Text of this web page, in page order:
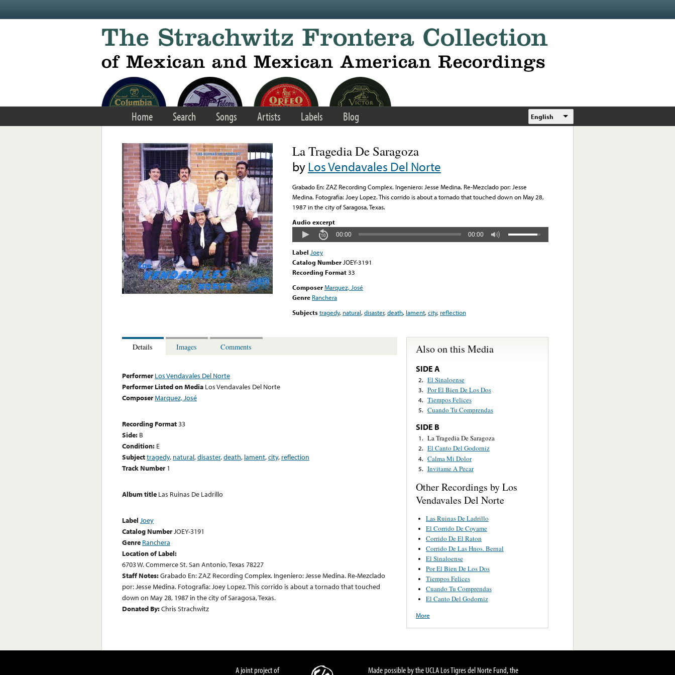
Home Search Songs Artists Labels Blog English
La Tragedia De Saragoza
byLos Vendavales Del Norte
Grabado En: ZAZ Recording Complex. Ingeniero: Jesse Medina. Re-Mezclado por: Jesse
Medina. Fotografia: Joey Lopez. This corrido is about a tornado that touched down on May 28,
1987 in the city of Saragosa, Texas.
Audio excerpt
00:00 00:00
Label Joey
Catalog Number JOEY-3191
Recording Format33
ComposerMarquez, José
Genre Ranchera
Subjectstragedy, natural,disaster,death, lament,city, reflection
Details Images Comments
Performer Los Vendavales Del Norte
Performer Listed on Media Los Vendavales Del Norte
ComposerMarquez, José
Recording Format33
Side: B
Condition: E
Subjecttragedy, natural,disaster,death, lament,city, reflection
Track Number 1
Album title Las Ruinas De Ladrillo
Label Joey
Catalog NumberJOEY-3191
Genre Ranchera
Location of Label:
6703 W. Commerce St. San Antonio, Texas 78227
Staff Notes:Grabado En: ZAZ Recording Complex. Ingeniero: Jesse Medina. Re-Mezclado
por: Jesse Medina. Fotografia: Joey Lopez. This corrido is about a tornado that touched
down on May 28, 1987 in the city of Saragosa, Texas.
Donated By:Chris Strachwitz
Also on this Media
SIDE A
2. El Sinaloense
3. Por El Bien De Los Dos
4. Tiempos Felices
5. Cuando Tu Comprendas
SIDE B
1. La Tragedia De Saragoza
2. El Canto Del Godorniz
4. Calma Mi Dolor
5. Invitame A Pecar
Other Recordings by Los
Vendavales Del Norte
Las Ruinas De Ladrillo
El Corrido De Coyame
Corrido De El Raton
Corrido De Las Hnos. Bernal
El Sinaloense
Por El Bien De Los Dos
Tiempos Felices
Cuando Tu Comprendas
El Canto Del Godorniz
More
A joint project of Made possible by the UCLA Los Tigres del Norte Fund, the